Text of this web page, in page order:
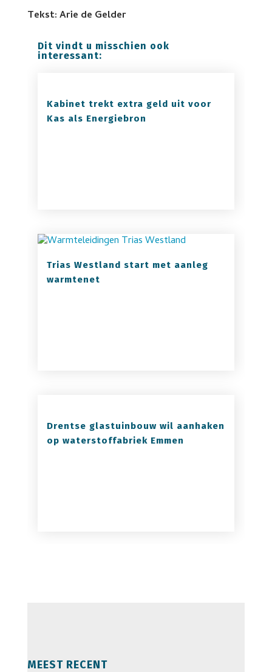
Tekst: Arie de Gelder
Dit vindt u misschien ook
interessant:
Kabinet trekt extra geld uit voor
Kas als Energiebron
Trias Westland start met aanleg
warmtenet
Drentse glastuinbouw wil aanhaken
op waterstoffabriek Emmen
MEEST RECENT